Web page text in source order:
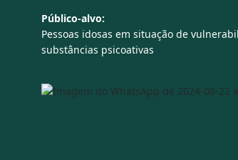
Público-alvo:
Pessoas idosas em situação de
substâncias psicoativas